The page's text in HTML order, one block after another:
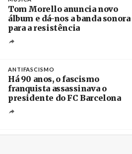
Tom Morello anuncia novo
álbum e dá-nos a banda sonora
para a resistência
ANTIFASCISMO
Há 90 anos, o fascismo
franquista assassinava o
presidente do FC Barcelona